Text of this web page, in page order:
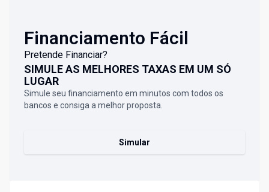
Financiamento Fácil
Pretende Financiar?
SIMULE AS MELHORES TAXAS EM UM SÓ
LUGAR
Simule seu financiamento em minutos com todos os
bancos e consiga a melhor proposta.
Simular